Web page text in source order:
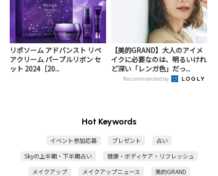
リポソーム アドバンスト リペ
アクリーム パープルリボン セ
ット 2024［20...
【美的GRAND】大人のアイメ
イクに必要なのは、明るいけれ
ど深い「レンガ色」だっ...
Recommended by
Hot Keywords
イベント参加応募 プレゼント
占い
Skyの上半期・下半期占い
健康・ボディケア・リフレッシュ
メイクアップ
メイクアップニュース
美的GRAND